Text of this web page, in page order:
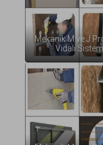
Mekanik M ve J
Vidalı Sistem